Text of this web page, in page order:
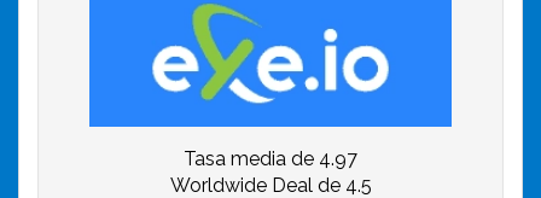
Tasa media de 4.97
Worldwide Deal de 4.5